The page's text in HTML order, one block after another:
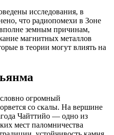
исследования, в
что радиопомехи в Зоне
земным причинам,
магнитных металлов
в теории могут влиять на
огромный
со скалы. На вершине
Чайттийо — одно из
мест паломничества